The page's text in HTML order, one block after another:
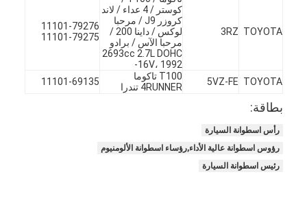
جولة في المصنع
TOYOTA
3RZ
كوستر / 4 عداء / لاند
كروزر J9 / مرحبا
لوكس / داينا 200 /
مرحبا الآس / برادو
2693cc 2.7L DOHC
16V، 1992-
11101-79276
11101-79275
TOYOTA
5VZ-FE
T100 تاكوما
4RUNNER تندرا
11101-69135
بطاقة:
رأس اسطوانة السيارة
رؤوس اسطوانة عالية الأداء,رؤساء اسطوانة الألومنيوم
رئيس اسطوانة السيارة